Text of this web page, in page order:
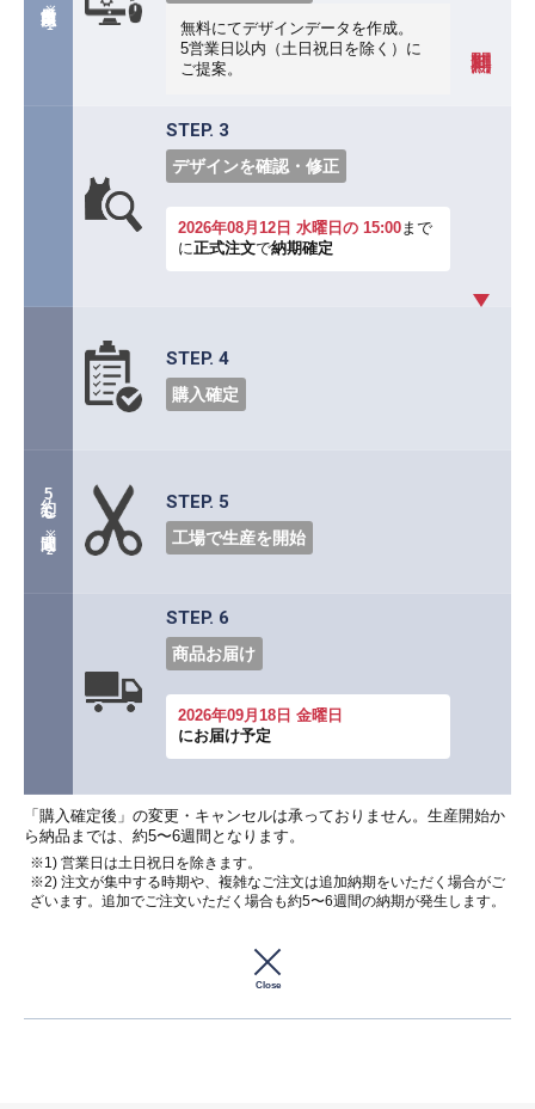
※1
無料にてデザインデータを作成。
5営業日以内（土日祝日を除く）に
ご提案。
STEP. 3
デザインを確認・修正
2026年08月12日 水曜日の 15:00まで
に正式注文で納期確定
STEP. 4
購入確定
約5〜6週間
※2
STEP. 5
工場で生産を開始
STEP. 6
商品お届け
2026年09月18日 金曜日
にお届け予定
「購入確定後」の変更・キャンセルは承っておりません。生産開始か
ら納品までは、約5〜6週間となります。
※1) 営業日は土日祝日を除きます。
※2) 注文が集中する時期や、複雑なご注文は追加納期をいただく場合がご
ざいます。追加でご注文いただく場合も約5〜6週間の納期が発生します。
Close